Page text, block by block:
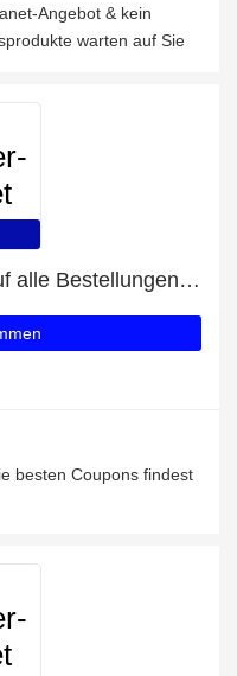
Angebot & kein
warten auf Sie
Erhalten Sie 19% Rabatt auf alle Bestellungen bei Answer-planet
besten Coupons findest